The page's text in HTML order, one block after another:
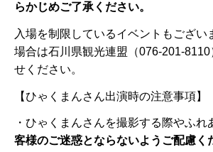
らかじめご了承ください。
入場を制限しているイベントもござい
場合は石川県観光連盟（076-201-
せください。
【ひゃくまんさん出演時の注意事項】
・ひゃくまんさんを撮影する際やふれ
客様のご迷惑とならないようご配慮く